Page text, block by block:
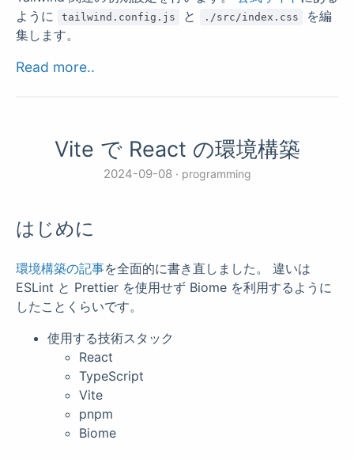
ように
tailwind.config.js と ./src/index.css
を編
集します。
Read more..
Vite で React の環境構築
2024-09-08 programming
はじめに
環境構築の記事を全面的に書き直しました。 違いは
ESLint と Prettier を使用せず Biome を利用するように
したことくらいです。
使用する技術スタック
React
TypeScript
Vite
pnpm
Biome